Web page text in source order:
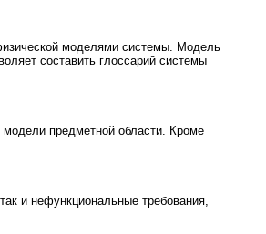
моделями системы. Модель
составить глоссарий системы
предметной области. Кроме
и нефункциональные требования,